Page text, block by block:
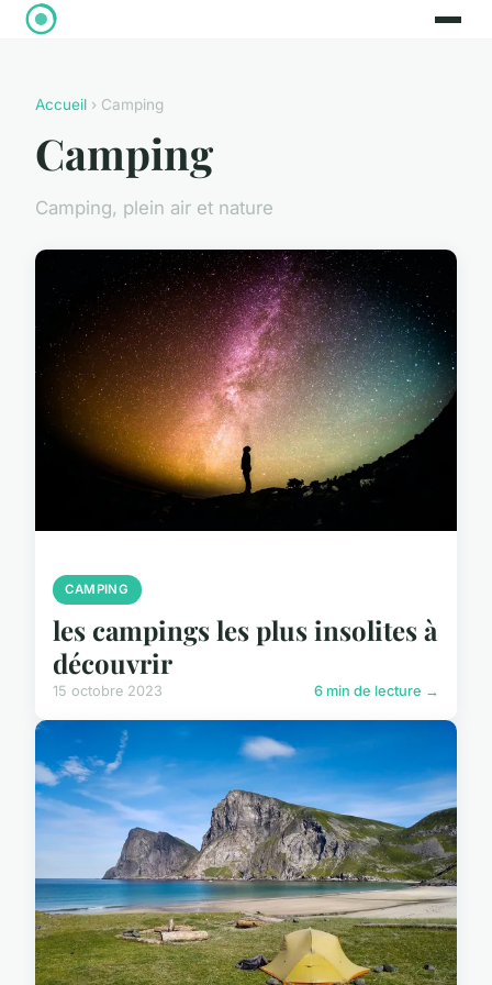
Accueil › Camping
Camping
Camping, plein air et nature
CAMPING
les campings les plus insolites à
découvrir
15 octobre 2023 6 min de lecture →